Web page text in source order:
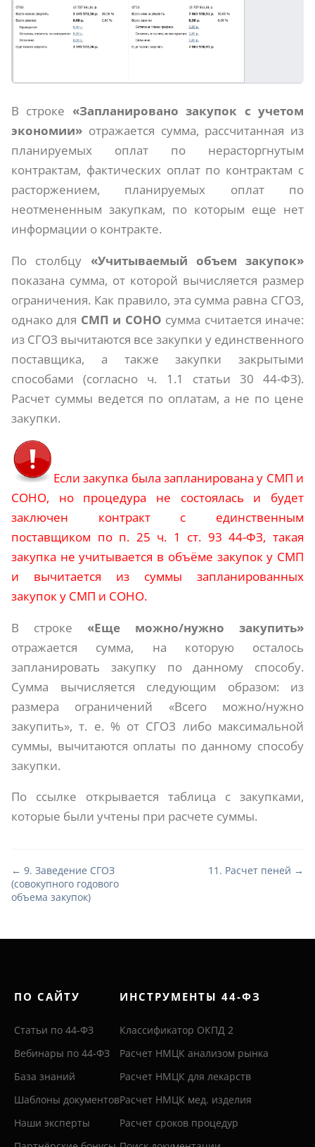
В строке «Запланировано закупок с учетом
экономии» отражается сумма, рассчитанная из
планируемых оплат по нерасторгнутым
контрактам, фактических оплат по контрактам с
расторжением, планируемых оплат по
неотмененным закупкам, по которым еще нет
информации о контракте.
По столбцу «Учитываемый объем закупок»
показана сумма, от которой вычисляется размер
ограничения. Как правило, эта сумма равна СГОЗ,
однако для СМП и СОНО сумма считается иначе:
из СГОЗ вычитаются все закупки у единственного
поставщика, а также закупки закрытыми
способами (согласно ч. 1.1 статьи 30 44-ФЗ).
Расчет суммы ведется по оплатам, а не по цене
закупки.
Если закупка была запланирована у СМП и
СОНО, но процедура не состоялась и будет
заключен контракт с единственным
поставщиком по п. 25 ч. 1 ст. 93 44-ФЗ, такая
закупка не учитывается в объёме закупок у СМП
и вычитается из суммы запланированных
закупок у СМП и СОНО.
В строке «Еще можно/нужно закупить»
отражается сумма, на которую осталось
запланировать закупку по данному способу.
Сумма вычисляется следующим образом: из
размера ограничений «Всего можно/нужно
закупить», т. е. % от СГОЗ либо максимальной
суммы, вычитаются оплаты по данному способу
закупки.
По ссылке открывается таблица с закупками,
которые были учтены при расчете суммы.
← 9. Заведение СГОЗ
(совокупного годового
объема закупок)
11. Расчет пеней →
ПО САЙТУ
Статьи по 44-ФЗ
Вебинары по 44-ФЗ
База знаний
Шаблоны документов
Наши эксперты
ИНСТРУМЕНТЫ 44-ФЗ
Классификатор ОКПД 2
Расчет НМЦК анализом рынка
Расчет НМЦК для лекарств
Расчет НМЦК мед. изделия
Расчет сроков процедур